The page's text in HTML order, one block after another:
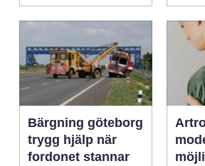
Bärgning göteborg
trygg hjälp när
fordonet stannar